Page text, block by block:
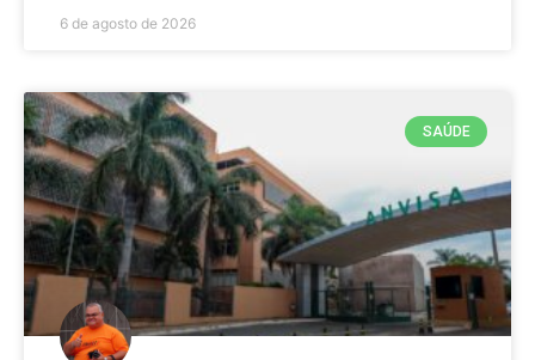
6 de agosto de 2026
SAÚDE